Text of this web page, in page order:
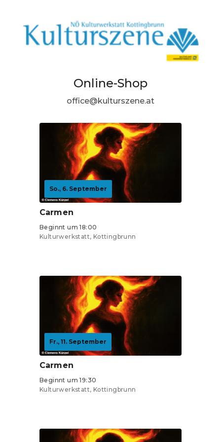
Online-Shop
office@kulturszene.at
So., 6. September
Carmen
Beginnt um 18:00
Kulturwerkstatt, Kottingbrunn
Fr., 11. September
Carmen
Beginnt um 19:30
Kulturwerkstatt, Kottingbrunn